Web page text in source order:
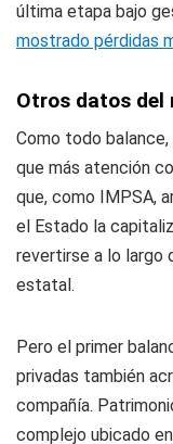
última etapa bajo
mostrado pérdidas
Otros datos del
Como todo
que más atención
que, como IMPSA,
el Estado la
revertirse a lo largo
estatal.
Pero el primer
privadas también
compañía.
complejo ubicado